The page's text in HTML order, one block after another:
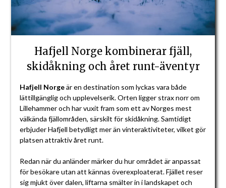
Hafjell Norge kombinerar fjäll,
skidåkning och året runt-äventyr
Hafjell Norgeär en destination som lyckas vara både
lättillgänglig och upplevelserik. Orten ligger strax norr om
Lillehammer och har vuxit fram som ett av Norges mest
välkända fjällområden, särskilt för skidåkning. Samtidigt
erbjuder Hafjell betydligt mer än vinteraktiviteter, vilket gör
platsen attraktiv året runt.
Redan när du anländer märker du hur området är anpassat
för besökare utan att kännas överexploaterat. Fjället reser
sig mjukt över dalen, liftarna smälter in i landskapet och